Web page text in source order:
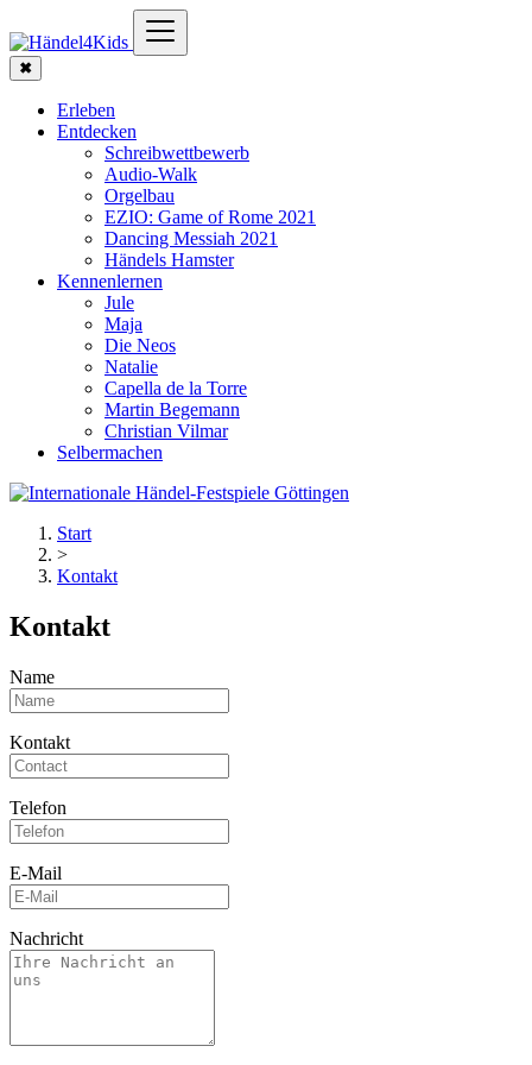
✖
Erleben
Entdecken
Schreibwettbewerb
Audio-Walk
Orgelbau
EZIO: Game of Rome 2021
Dancing Messiah 2021
Händels Hamster
Kennenlernen
Jule
Maja
Die Neos
Natalie
Capella de la Torre
Martin Begemann
Christian Vilmar
Selbermachen
Start
>
Kontakt
Kontakt
Name
Kontakt
Telefon
E-Mail
Nachricht